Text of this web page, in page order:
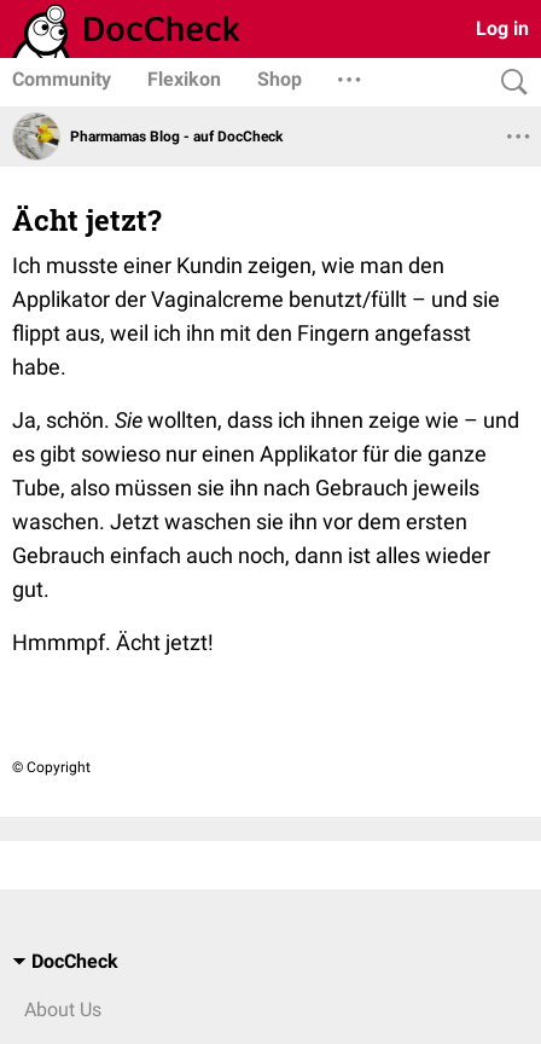
Log in
Community Flexikon Shop
Pharmamas Blog - auf DocCheck
Ächt jetzt?
Ich musste einer Kundin zeigen, wie man den
Applikator der Vaginalcreme benutzt/füllt – und sie
flippt aus, weil ich ihn mit den Fingern angefasst
habe.
Ja, schön. Siewollten, dass ich ihnen zeige wie – und
es gibt sowieso nur einen Applikator für die ganze
Tube, also müssen sie ihn nach Gebrauch jeweils
waschen. Jetzt waschen sie ihn vor dem ersten
Gebrauch einfach auch noch, dann ist alles wieder
gut.
Hmmmpf. Ächt jetzt!
© Copyright
DocCheck
About Us